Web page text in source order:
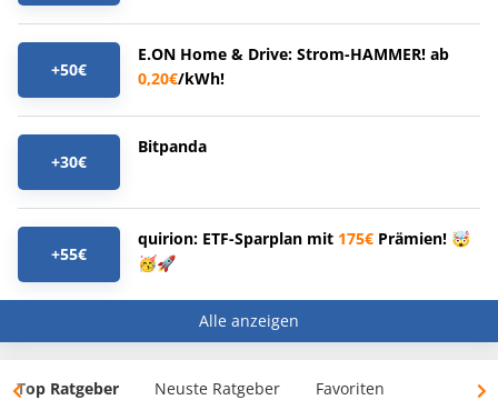
+50€
E.ON Home & Drive: Strom-HAMMER! ab
0,20€/kWh!
+30€
Bitpanda
+55€
quirion: ETF-Sparplan mit 175€ Prämien! 🤯
🥳🚀
Alle anzeigen
Top Ratgeber Neuste Ratgeber Favoriten